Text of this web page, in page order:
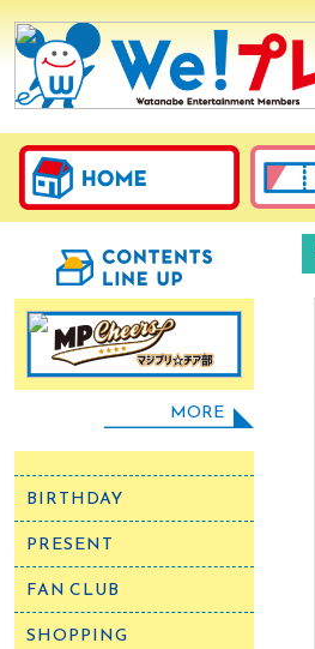
MORE
BIRTHDAY
PRESENT
FAN CLUB
SHOPPING